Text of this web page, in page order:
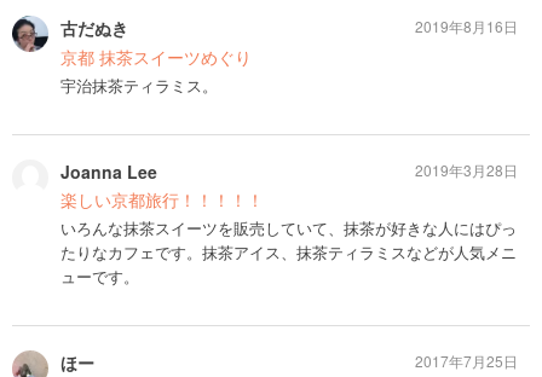
古だぬき
京都 抹茶スイーツめぐり
宇治抹茶ティラミス。
2019年8月16日
Joanna Lee
楽しい京都旅行！！！！！
いろんな抹茶スイーツを販売していて、抹茶が好きな人にはぴっ
たりなカフェです。抹茶アイス、抹茶ティラミスなどが人気メニ
ューです。
2019年3月28日
ほー 2017年7月25日